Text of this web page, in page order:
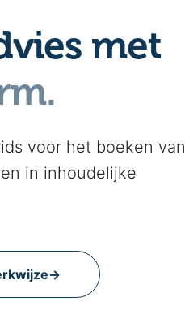
met
voor het boeken van
in inhoudelijke
→